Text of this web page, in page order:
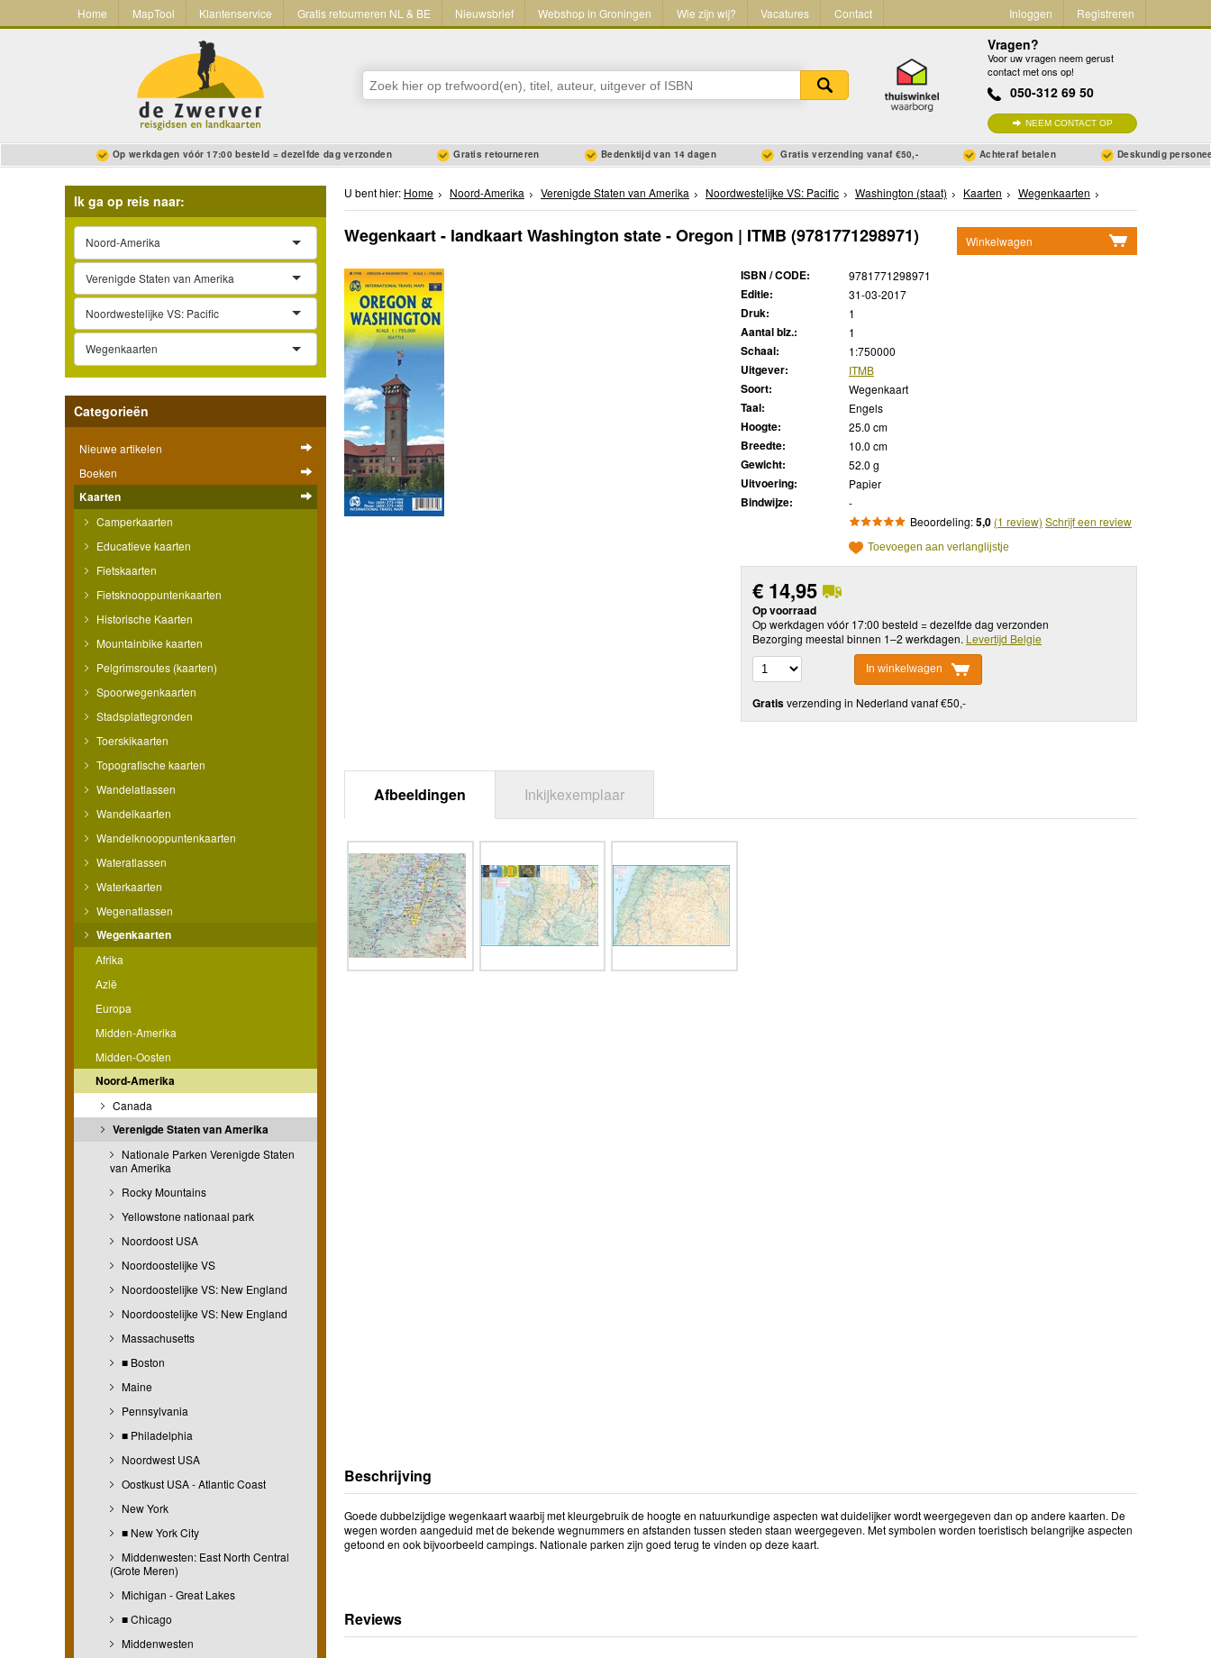
Home MapTool Klantenservice Gratis retourneren NL & BE Nieuwsbrief Webshop in Groningen Wie zijn wij? Vacatures Contact Inloggen Registreren
Vragen?
Voor uw vragen neem gerust
contact met ons op!
050-312 69 50
NEEM CONTACT OP
Op werkdagen vóór 17:00 besteld = dezelfde dag verzonden Gratis retourneren Bedenktijd van 14 dagen Gratis verzending vanaf €50,- Achteraf betalen Deskundig
Ik ga op reis naar:
Noord-Amerika
Verenigde Staten van Amerika
Noordwestelijke VS: Pacific
Wegenkaarten
Categorieën
Nieuwe artikelen
Boeken
Kaarten
Camperkaarten
Educatieve kaarten
Fietskaarten
Fietsknooppuntenkaarten
Historische Kaarten
Mountainbike kaarten
Pelgrimsroutes (kaarten)
Spoorwegenkaarten
Stadsplattegronden
Toerskikaarten
Topografische kaarten
Wandelatlassen
Wandelkaarten
Wandelknooppuntenkaarten
Wateratlassen
Waterkaarten
Wegenatlassen
Wegenkaarten
Afrika
Azië
Europa
Midden-Amerika
Midden-Oosten
Noord-Amerika
Canada
Verenigde Staten van Amerika
Nationale Parken Verenigde Staten
van Amerika
Rocky Mountains
Yellowstone nationaal park
Noordoost USA
Noordoostelijke VS
Noordoostelijke VS: New England
Noordoostelijke VS: New England
Massachusetts
■ Boston
Maine
Pennsylvania
■ Philadelphia
Noordwest USA
Oostkust USA - Atlantic Coast
New York
■ New York City
Middenwesten: East North Central
(Grote Meren)
Michigan - Great Lakes
■ Chicago
Middenwesten
U bent hier: Home Noord-Amerika Verenigde Staten van Amerika Noordwestelijke VS: Pacific Washington (staat) Kaarten Wegenkaarten
Winkelwagen
Wegenkaart - landkaart Washington state - Oregon | ITMB (9781771298971)
ISBN / CODE: 9781771298971
Editie: 31-03-2017
Druk: 1
Aantal blz.: 1
Schaal: 1:750000
Uitgever: ITMB
Soort: Wegenkaart
Taal: Engels
Hoogte: 25.0 cm
Breedte: 10.0 cm
Gewicht: 52.0 g
Uitvoering: Papier
Bindwijze:
-
Beoordeling:5,0 (1 review) Schrijf een review
Toevoegen aan verlanglijstje
€ 14,95
Op voorraad
Op werkdagen vóór 17:00 besteld = dezelfde dag verzonden
Bezorging meestal binnen 1–2 werkdagen. Levertijd Belgie
In winkelwagen
Gratisverzending in Nederland vanaf €50,-
Afbeeldingen Inkijkexemplaar
Beschrijving
Goede dubbelzijdige wegenkaart waarbij met kleurgebruik de hoogte en natuurkundige aspecten wat duidelijker wordt weergegeven dan op andere kaarten. De
wegen worden aangeduid met de bekende wegnummers en afstanden tussen steden staan weergegeven. Met symbolen worden toeristisch belangrijke aspecten
getoond en ook bijvoorbeeld campings. Nationale parken zijn goed terug te vinden op deze kaart.
Reviews